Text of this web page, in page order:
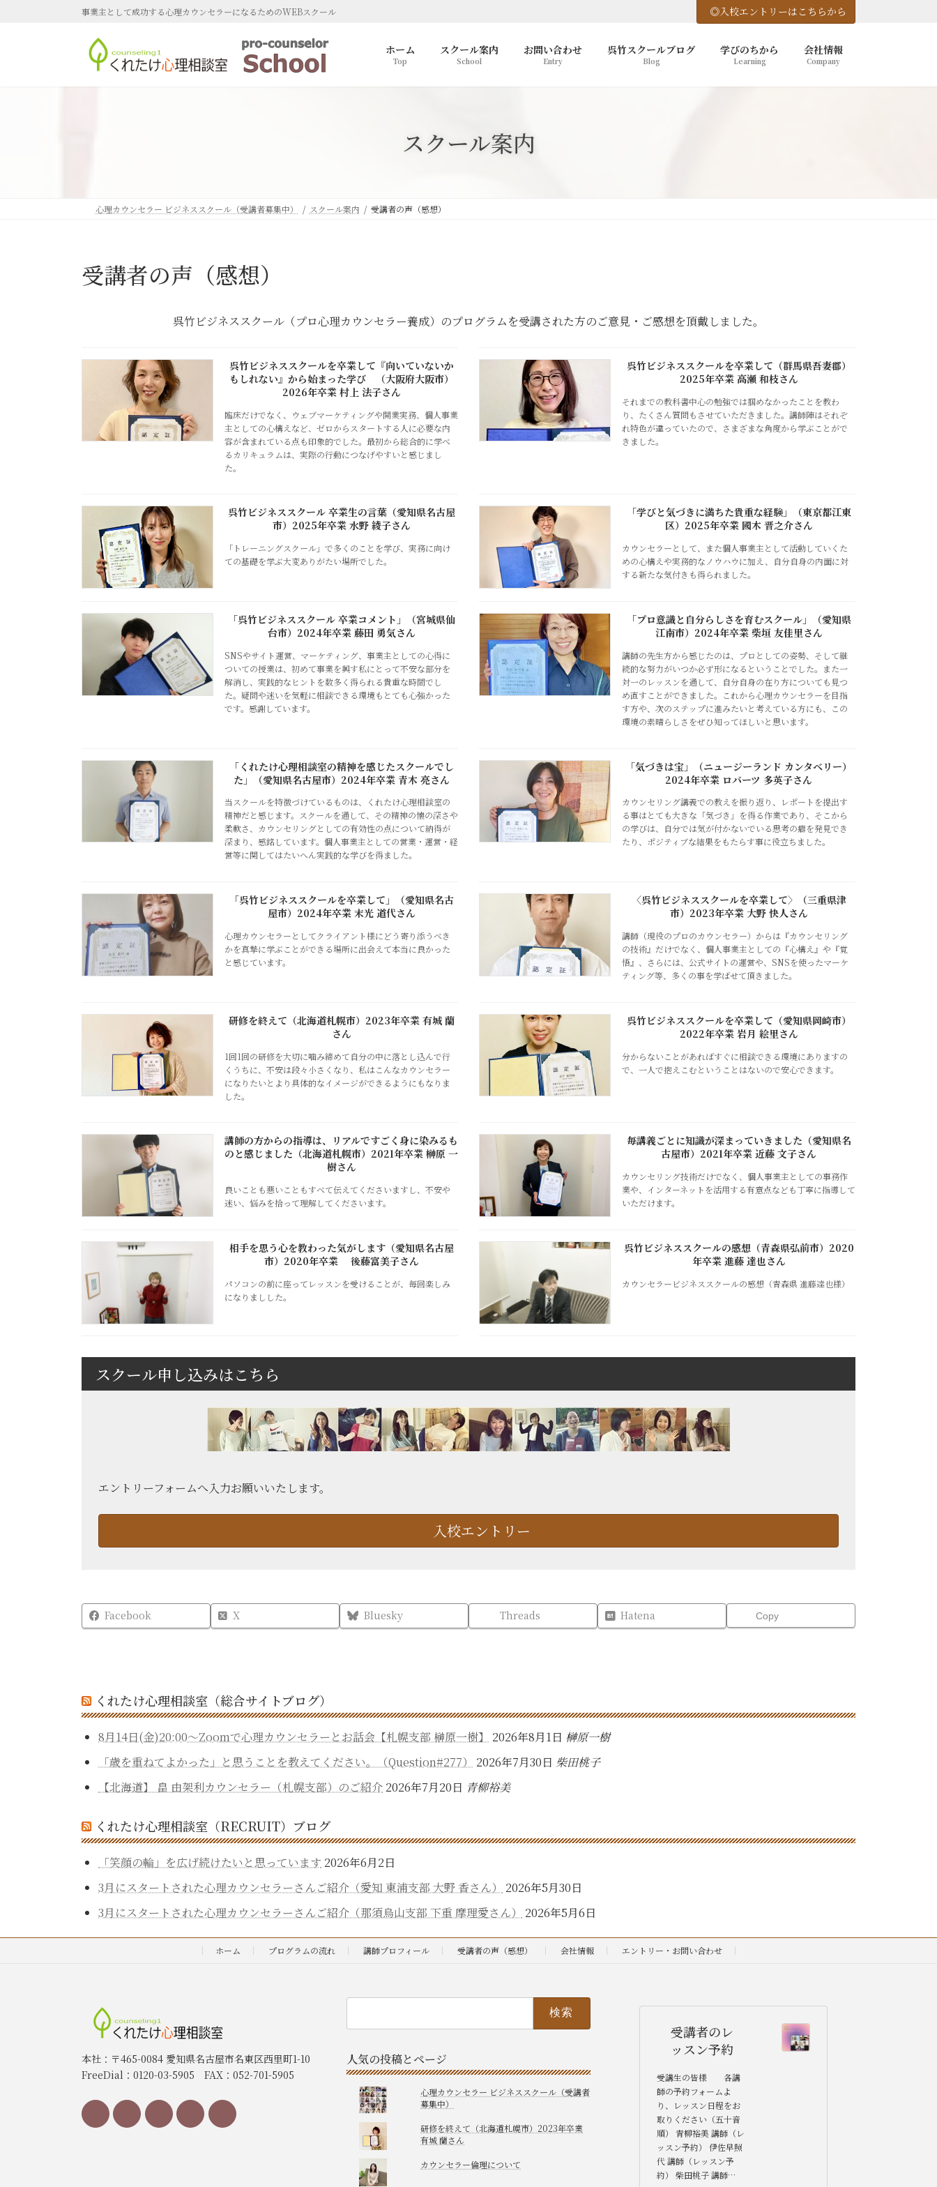
事業主として成功する心理カウンセラーになるためのWEBスクール ◎入校エントリーはこちらから
ホーム
Top
スクール案内
School
お問い合わせ
Entry
呉竹スクールブログ
Blog
学びのちから
Learning
会社情報
Company
スクール案内
心理カウンセラー ビジネススクール（受講者募集中） スクール案内 受講者の声（感想）
受講者の声（感想）
呉竹ビジネススクール（プロ心理カウンセラー養成）のプログラムを受講された方のご意見・ご感想を頂戴しました。
呉竹ビジネススクールを卒業して『向いていないか
もしれない』から始まった学び （大阪府大阪市）
2026年卒業 村上 法子さん
臨床だけでなく、ウェブマーケティングや開業実務、個人事業
主としての心構えなど、ゼロからスタートする人に必要な内
容が含まれている点も印象的でした。最初から総合的に学べ
るカリキュラムは、実際の行動につなげやすいと感じまし
た。
呉竹ビジネススクールを卒業して（群馬県吾妻郡）
2025年卒業 高瀬 和枝さん
それまでの教科書中心の勉強では掴めなかったことを教わ
り、たくさん質問もさせていただきました。講師陣はそれぞ
れ特色が違っていたので、さまざまな角度から学ぶことがで
きました。
呉竹ビジネススクール 卒業生の言葉（愛知県名古屋
市）2025年卒業 水野 綾子さん
「トレーニングスクール」で多くのことを学び、実務に向け
ての基礎を学ぶ大変ありがたい場所でした。
「学びと気づきに満ちた貴重な経験」（東京都江東
区）2025年卒業 國木 晋之介さん
カウンセラーとして、また個人事業主として活動していくた
めの心構えや実務的なノウハウに加え、自分自身の内面に対
する新たな気付きも得られました。
「呉竹ビジネススクール 卒業コメント」（宮城県仙
台市）2024年卒業 藤田 勇気さん
SNSやサイト運営、マーケティング、事業主としての心得に
ついての授業は、初めて事業を興す私にとって不安な部分を
解消し、実践的なヒントを数多く得られる貴重な時間でし
た。疑問や迷いを気軽に相談できる環境もとても心強かった
です。感謝しています。
「プロ意識と自分らしさを育むスクール」（愛知県
江南市）2024年卒業 柴垣 友佳里さん
講師の先生方から感じたのは、プロとしての姿勢、そして継
続的な努力がいつか必ず形になるということでした。また一
対一のレッスンを通して、自分自身の在り方についても見つ
め直すことができました。これから心理カウンセラーを目指
す方や、次のステップに進みたいと考えている方にも、この
環境の素晴らしさをぜひ知ってほしいと思います。
「くれたけ心理相談室の精神を感じたスクールでし
た」（愛知県名古屋市）2024年卒業 青木 亮さん
当スクールを特徴づけているものは、くれたけ心理相談室の
精神だと感じます。スクールを通して、その精神の懐の深さや
柔軟さ、カウンセリングとしての有効性の点について納得が
深まり、感銘しています。個人事業主としての営業・運営・経
営等に関してはたいへん実践的な学びを得ました。
「気づきは宝」（ニュージーランド カンタベリー）
2024年卒業 ロバーツ 多英子さん
カウンセリング講義での教えを振り返り、レポートを提出す
る事はとても大きな「気づき」を得る作業であり、そこから
の学びは、自分では気が付かないでいる思考の癖を発見でき
たり、ポジティブな結果をもたらす事に役立ちました。
「呉竹ビジネススクールを卒業して」（愛知県名古
屋市）2024年卒業 末光 道代さん
心理カウンセラーとしてクライアント様にどう寄り添うべき
かを真摯に学ぶことができる場所に出会えて本当に良かった
と感じています。
〈呉竹ビジネススクールを卒業して〉（三重県津
市）2023年卒業 大野 快人さん
講師（現役のプロのカウンセラー）からは『カウンセリング
の技術』だけでなく、個人事業主としての『心構え』や『覚
悟』、さらには、公式サイトの運営や、SNSを使ったマーケ
ティング等、多くの事を学ばせて頂きました。
研修を終えて（北海道札幌市）2023年卒業 有城 蘭
さん
1回1回の研修を大切に噛み締めて自分の中に落とし込んで行
くうちに、不安は段々小さくなり、私はこんなカウンセラー
になりたいとより具体的なイメージができるようにもなりま
した。
呉竹ビジネススクールを卒業して（愛知県岡崎市）
2022年卒業 岩月 絵里さん
分からないことがあればすぐに相談できる環境にありますの
で、一人で抱えこむということはないので安心できます。
講師の方からの指導は、リアルですごく身に染みるも
のと感じました（北海道札幌市）2021年卒業 榊原 一
樹さん
良いことも悪いこともすべて伝えてくださいますし、不安や
迷い、悩みを拾って理解してくださいます。
毎講義ごとに知識が深まっていきました（愛知県名
古屋市）2021年卒業 近藤 文子さん
カウンセリング技術だけでなく、個人事業主としての事務作
業や、インターネットを活用する有意点なども丁寧に指導して
いただけます。
相手を思う心を教わった気がします（愛知県名古屋
市）2020年卒業 後藤富美子さん
パソコンの前に座ってレッスンを受けることが、毎回楽しみ
になりましした。
呉竹ビジネススクールの感想（青森県弘前市）2020
年卒業 進藤 達也さん
カウンセラービジネススクールの感想（青森県 進藤達也様）
スクール申し込みはこちら
エントリーフォームへ入力お願いいたします。
入校エントリー
Facebook X Bluesky Threads Hatena Copy
くれたけ心理相談室（総合サイトブログ）
8月14日(金)20:00～Zoomで心理カウンセラーとお話会【札幌支部 榊原一樹】 2026年8月1日 榊原一樹
「歳を重ねてよかった」と思うことを教えてください。（Question#277）
2026年7月30日 柴田桃子
【北海道】 畠 由架利カウンセラー（札幌支部）のご紹介 2026年7月20日 青柳裕美
くれたけ心理相談室（RECRUIT）ブログ
「笑顔の輪」を広げ続けたいと思っています 2026年6月2日
3月にスタートされた心理カウンセラーさんご紹介（愛知 東浦支部 大野 香さん）
2026年5月30日
3月にスタートされた心理カウンセラーさんご紹介（那須烏山支部 下重 摩理愛さん）
2026年5月6日
ホーム プログラムの流れ 講師プロフィール 受講者の声（感想） 会社情報 エントリー・お問い合わせ
本社：〒465-0084 愛知県名古屋市名東区西里町1-10
FreeDial：0120-03-5905 FAX：052-701-5905
検
人気の投稿とページ
心理カウンセラー ビジネススクール（受講者
募集中）
研修を終えて（北海道札幌市）2023年卒業
有城 蘭さん
カウンセラー倫理について
受講者のレ
ッスン予約
受講生の皆様 各講
師の予約フォームよ
り、レッスン日程をお
取りください（五十音
順） 青柳裕美 講師（レ
ッスン予約） 伊佐早照
代 講師（レッスン予
約） 柴田桃子 講師…